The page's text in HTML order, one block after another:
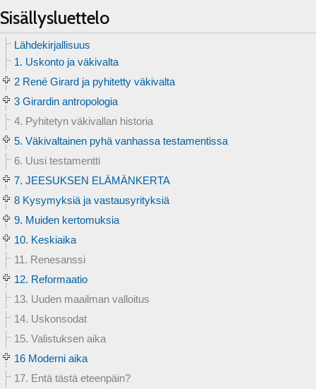
Sisällysluettelo
Lähdekirjallisuus
1. Uskonto ja väkivalta
2 René Girard ja pyhitetty väkivalta
3 Girardin antropologia
4. Pyhitetyn väkivallan historia
5. Väkivaltainen pyhä vanhassa testamentissa
6. Uusi testamentti
7. JEESUKSEN ELÄMÄNKERTA
8 Kysymyksiä ja vastausyrityksiä
9. Muiden kertomuksia
10. Keskiaika
11. Renesanssi
12. Reformaatio
13. Uuden maailman valloitus
14. Uskonsodat
15. Valistuksen aika
16 Moderni aika
17. Entä tästä eteenpäin?